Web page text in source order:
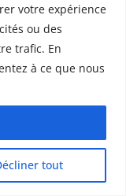
votre expérience
ou des
trafic. En
à ce que nous
tout